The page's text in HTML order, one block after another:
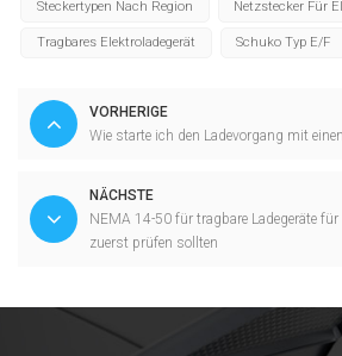
Steckertypen Nach Region Netzstecker Für
Tragbares Elektroladegerät Schuko Typ E/F
VORHERIGE
Wie starte ich den Ladevorgang mit
NÄCHSTE
NEMA 14-50 für tragbare Ladegeräte
zuerst prüfen sollten